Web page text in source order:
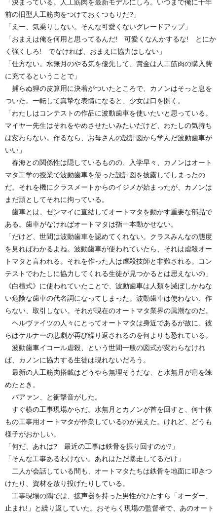
「決まっている。人工筋肉を最新モデルにしろ。いつまで俺に十年
前の旧型人工筋肉をつけておくつもりだ?」
「えー、気乗りしない。そんな可愛くないグレードアップ」
「おまえは俺を何用と思ってるんだ! 可愛くなんかするな! とにか
く強くしろ! でなければ、おまえに協力はしない」
「仕方ない。水無月のやる気を優先して、賞金は人工筋肉の購入費
に充てるということで」
捕らぬ狸の皮算用に決着がついたところで、カノンはそっと息を
ついた。一転して真摯な表情になると、少女は口を開く。
「わたしはコンテストの作品に波動歯車を使いたいと思っている。
マイヤー先生はそれをやめさせたいみたいだけど、わたしの気持ち
は変わらない。作るなら、お母さんの設計図から学んだ波動歯車が
いい」
春海との関係性は隠しているものの、入学早々、カノンはオート
マタ工学の授業で波動歯車を使った設計図を披露してしまったの
だ。それを機にクラスメートからのイジメが始まったが、カノンは
まだ頑としてそれに拘っている。
歯車とは、ゼンマイに直結してオートマタを動かす重要な部品で
ある。歯車がなければオートマタは指一本動かせない。
「だけど、世間は波動歯車を認めてくれない。クラスみんなの態度
を見ればわかるよね。波動歯車が使われていたら、それは虐殺オー
トマタと言われる。それを作った人は虐殺技師と非難される。コン
テストでわたしに協力してくれる生徒が見つかるとは思えないの」
《白檀式》に使われていたことで、波動歯車は人類を滅ぼしかねな
い危険な歯車の代名詞になってしまった。波動歯車は使わない、作
らない、取引しない。それが現在のオートマタ業界の風潮なのだ。
ヘルヴァイツの人々にとってオートマタは身近であるが故に、彼
らはケルナーの悲劇が再び繰り返されるのを何よりも恐れている。
波動歯車イコール虐殺、という世間一般の図式が変わらなけれ
ば、カノンに協力する生徒は現れないだろう。
最新の人工筋肉搭載はどうやら無理そうだな、と水無月が肩を竦
めたとき。
バアァン、と衝撃音がした。
すぐ横の工事現場からだ。水無月とカノンが首を回すと、何十体
もの工事用オートマタが作業しているのが見えた。けれど、どうも
様子がおかしい。
「何だ、あれは? 最近の工事は鉄骨を振り回すのか?」
「そんな工事あるわけない。あれはただ暴走してるだけ」
二人が会話している間も、オートマタたちは鉄骨を地面に叩きつ
けたり、資材を放り投げたりしている。
工事現場の隅では、拡声器を持った男性がひたすら「オーダー、
止まれ!」と繰り返していた。おそらく現場の監督者で、あのオート